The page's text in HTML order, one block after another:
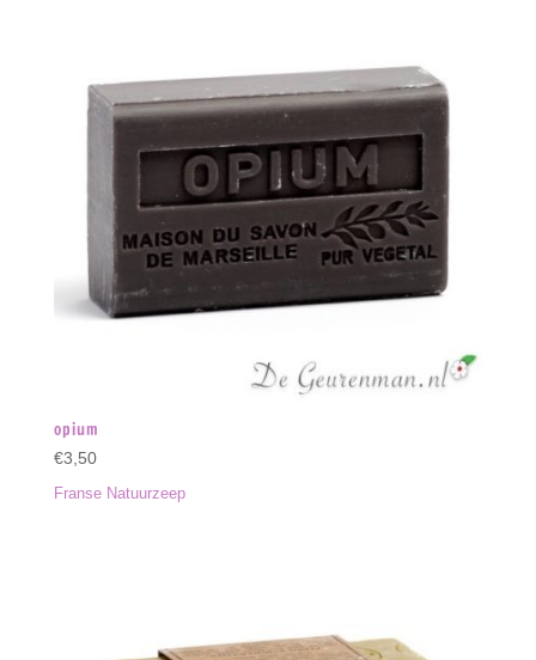
opium
€3,50
Franse Natuurzeep